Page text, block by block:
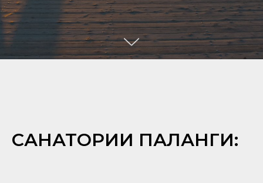
САНАТОРИИ ПАЛАНГИ: